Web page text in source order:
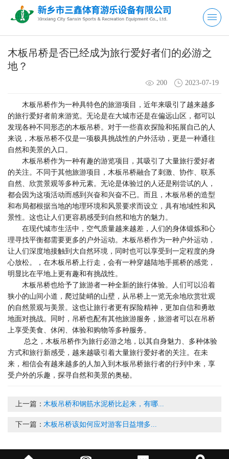
木板吊桥是否已经成为旅行爱好者们的必游之
地？
200 2023-07-19
木板吊桥作为一种具特色的旅游项目，近年来吸引了越来越多
的旅行爱好者前来游览。无论是在大城市还是在偏远山区，都可以
发现各种不同形态的木板吊桥。对于一些喜欢探险和拓展自己的人
来说，木板吊桥不仅是一项极具挑战性的户外活动，更是一种通往
自然和美景的入口。
木板吊桥作为一种有趣的游览项目，其吸引了大量旅行爱好者
的关注。不同于其他旅游项目，木板吊桥融合了刺激、协作、联系
自然、欣赏景观等多种元素。无论是体验过的人还是刚尝试的人，
都会因为这项活动而感到兴奋和兴奋不已。而且，木板吊桥的造型
和布局都根据当地的地理环境和风景要求而设立，具有地域性和风
景性。这也让人们更容易感受到自然和地方的魅力。
在现代城市生活中，空气质量越来越差，人们的身体锻炼和心
理寻找平衡都需要更多的户外运动。木板吊桥作为一种户外运动，
让人们深度地接触到大自然环境，同时也可以享受到一定程度的身
心放松。，在木板吊桥上行走，会有一种穿越陆地手摇桥的感觉，
明显比在平地上更有趣和有挑战性。
木板吊桥也给予了旅游者一种全新的旅行体验。人们可以沿着
狭小的山间小道，爬过陡峭的山壁，从吊桥上一览无余地欣赏壮观
的自然景观与美景。这也让旅行者更有探险精神，更加自信和勇敢
地面对挑战。同时，吊桥也配有其他旅游服务，旅游者可以在吊桥
上享受美食、休闲、体验和购物等多种服务。
总之，木板吊桥作为旅行必游之地，以其自身魅力、多种体验
方式和旅行新感受，越来越吸引着大量旅行爱好者的关注。在未
来，相信会有越来越多的人加入到木板吊桥旅行者的行列中来，享
受户外的乐趣，探寻自然和美景的奥秘。
上一篇：木板吊桥和钢筋水泥桥比起来，有哪...
下一篇：木板吊桥该如何应对游客日益增多...